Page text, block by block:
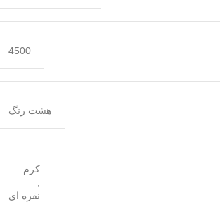
4500
هشت رنگ
کرم
نقره ای